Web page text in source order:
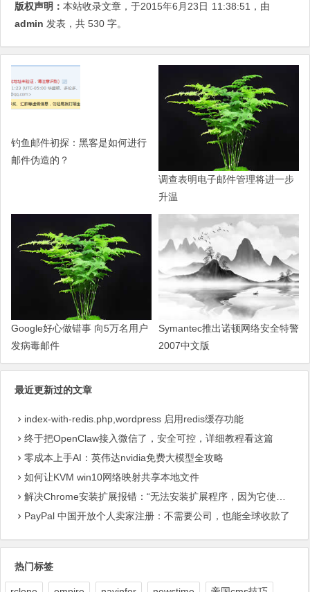
版权声明： 本站收录文章，于2015年6月23日 11:38:51 ，由
admin 发表，共 530 字。
钓鱼邮件初探：黑客是如何进行
邮件伪造的？
调查表明电子邮件管理将进一步
升温
Google好心做错事 向5万名用户
发病毒邮件
Symantec推出诺顿网络安全特警
2007中文版
最近更新过的文章
index-with-redis.php,wordpress 启用redis缓存功能
终于把OpenClaw接入微信了，安全可控，详细教程看这篇
零成本上手AI：英伟达nvidia免费大模型全攻略
如何让KVM win10网络映射共享本地文件
解决Chrome安装扩展报错：“无法安装扩展程序，因为它使用了不受支持的清单版本“
PayPal 中国开放个人卖家注册：不需要公司，也能全球收款了
热门标签